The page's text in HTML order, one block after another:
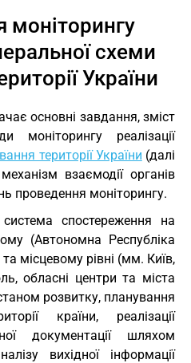
моніторингу
схеми
України
основні завдання, зміст
моніторингу реалізації
території України (далі
взаємодії органів
проведення моніторингу.
спостереження на
(Автономна Республіка
місцевому рівні (мм. Київ,
обласні центри та міста
розвитку, планування
країни, реалізації
документації шляхом
вихідної інформації